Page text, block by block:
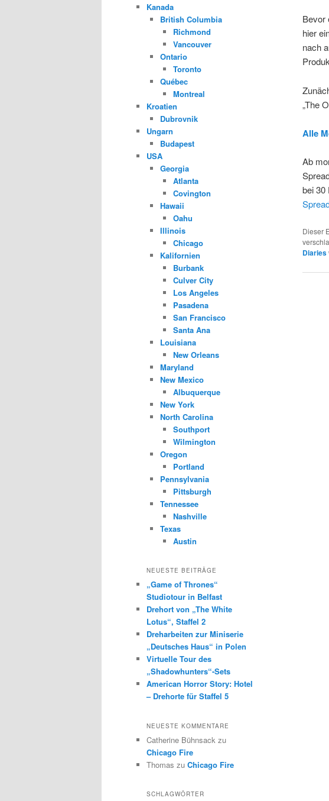
Bevor
hier
nach
„The
Alle
Ab
bei 30
Dieser
Diaries
Kanada
British Columbia
Richmond
Vancouver
Ontario
Toronto
Québec
Montreal
Kroatien
Dubrovnik
Ungarn
Budapest
USA
Georgia
Atlanta
Covington
Hawaii
Oahu
Illinois
Chicago
Kalifornien
Burbank
Culver City
Los Angeles
Pasadena
San Francisco
Santa Ana
Louisiana
New Orleans
Maryland
New Mexico
Albuquerque
New York
North Carolina
Southport
Wilmington
Oregon
Portland
Pennsylvania
Pittsburgh
Tennessee
Nashville
Texas
Austin
NEUESTE BEITRÄGE
„Game of Thrones“
Studiotour in Belfast
Drehort von „The White
Lotus“, Staffel 2
Dreharbeiten zur Miniserie
„Deutsches Haus“ in Polen
Virtuelle Tour des
„Shadowhunters“-Sets
American Horror Story: Hotel
– Drehorte für Staffel 5
NEUESTE KOMMENTARE
Catherine Bühnsack zu
Chicago Fire
Thomas zu Chicago Fire
SCHLAGWÖRTER